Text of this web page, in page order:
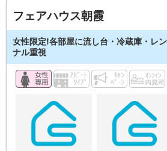
フェアハウス朝霞
女性限定!各部屋に流し台・冷蔵庫・レ
ナル重視